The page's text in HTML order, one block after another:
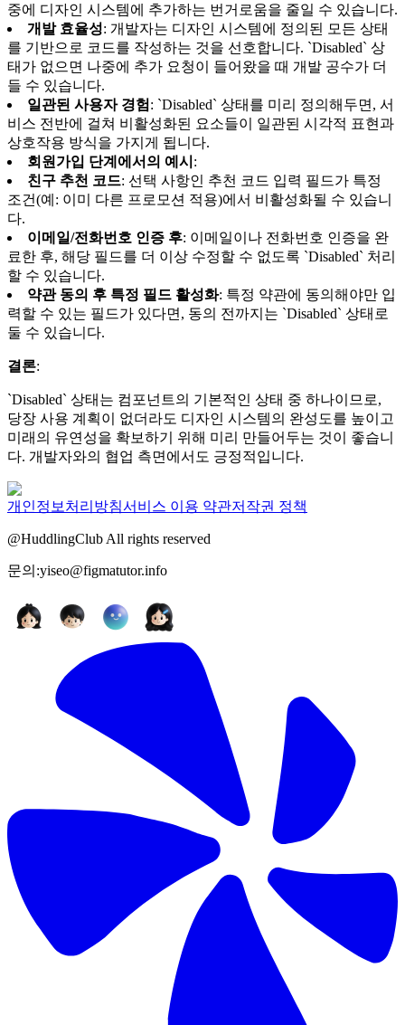
중에 디자인 시스템에 추가하는 번거로움을 줄일 수 있습니다.
개발 효율성: 개발자는 디자인 시스템에 정의된 모든 상태
를 기반으로 코드를 작성하는 것을 선호합니다. `Disabled` 상
태가 없으면 나중에 추가 요청이 들어왔을 때 개발 공수가 더
들 수 있습니다.
일관된 사용자 경험 : `Disabled` 상태를 미리 정의해두면, 서
비스 전반에 걸쳐 비활성화된 요소들이 일관된 시각적 표현과
상호작용 방식을 가지게 됩니다.
회원가입 단계에서의 예시 :
친구 추천 코드: 선택 사항인 추천 코드 입력 필드가 특정
조건(예: 이미 다른 프로모션 적용)에서 비활성화될 수 있습니
다.
이메일/전화번호 인증 후: 이메일이나 전화번호 인증을 완
료한 후, 해당 필드를 더 이상 수정할 수 없도록 `Disabled` 처리
할 수 있습니다.
약관 동의 후 특정 필드 활성화: 특정 약관에 동의해야만 입
력할 수 있는 필드가 있다면, 동의 전까지는 `Disabled` 상태로
둘 수 있습니다.
결론:
`Disabled` 상태는 컴포넌트의 기본적인 상태 중 하나이므로,
당장 사용 계획이 없더라도 디자인 시스템의 완성도를 높이고
미래의 유연성을 확보하기 위해 미리 만들어두는 것이 좋습니
다. 개발자와의 협업 측면에서도 긍정적입니다.
개인정보처리방침서비스 이용 약관저작권 정책
@HuddlingClub All rights reserved
문의:yiseo@figmatutor.info